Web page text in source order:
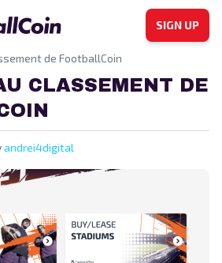
SIGN UP
de FootballCoin
CLASSEMENT DE
andrei4digital